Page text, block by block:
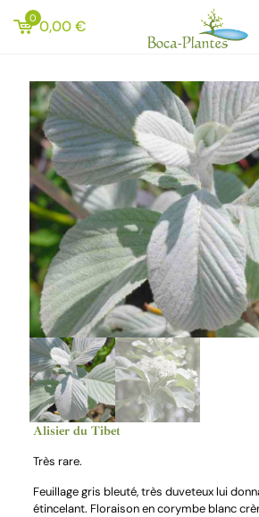
0 0,00€
Alisier du Tibet
Très rare.
Feuillage gris bleuté, très duveteux lui
étincelant. Floraison en corymbe blanc